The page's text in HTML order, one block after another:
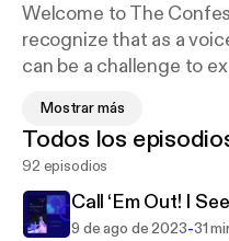
Welcome to The
recognize that as a
can be a challenge to
accountability, safety
confessions of God’s
practical application.
let’s salt up the world!
Mostrar más
Todos los
92 episodios
Call ‘Em Out! I
9 de ago de 2023-31